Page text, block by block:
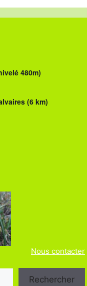
480m)
(6 km)
Nous contacter
Rechercher